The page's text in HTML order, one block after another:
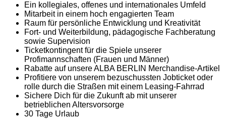
Ein kollegiales, offenes und internationales Umfeld
Mitarbeit in einem hoch engagierten Team
Raum für persönliche Entwicklung und Kreativität
Fort- und Weiterbildung, pädagogische Fachberatung
sowie Supervision
Ticketkontingent für die Spiele unserer
Profimannschaften (Frauen und Männer)
Rabatte auf unsere ALBA BERLIN Merchandise-Artikel
Profitiere von unserem bezuschussten Jobticket oder
rolle durch die Straßen mit einem Leasing-Fahrrad
Sichere Dich für die Zukunft ab mit unserer
betrieblichen Altersvorsorge
30 Tage Urlaub